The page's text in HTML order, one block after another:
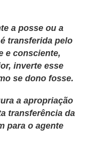
a posse ou a
transferida pelo
e consciente,
inverte esse
se dono fosse.
a apropriação
transferência da
para o agente